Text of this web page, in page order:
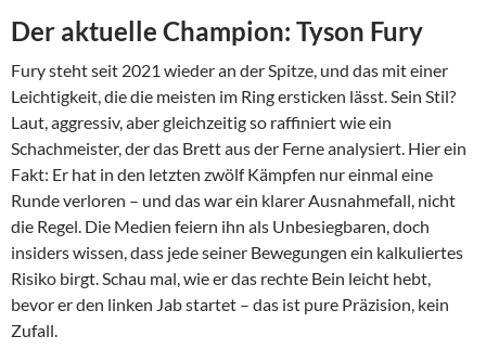
Der aktuelle Champion: Tyson Fury
Fury steht seit 2021 wieder an der Spitze, und das mit einer
Leichtigkeit, die die meisten im Ring ersticken lässt. Sein Stil?
Laut, aggressiv, aber gleichzeitig so raffiniert wie ein
Schachmeister, der das Brett aus der Ferne analysiert. Hier ein
Fakt: Er hat in den letzten zwölf Kämpfen nur einmal eine
Runde verloren – und das war ein klarer Ausnahmefall, nicht
die Regel. Die Medien feiern ihn als Unbesiegbaren, doch
insiders wissen, dass jede seiner Bewegungen ein kalkuliertes
Risiko birgt. Schau mal, wie er das rechte Bein leicht hebt,
bevor er den linken Jab startet – das ist pure Präzision, kein
Zufall.